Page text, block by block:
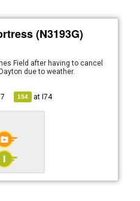
(N3193G)
Field after having to cancel
due to weather.
154 atI74